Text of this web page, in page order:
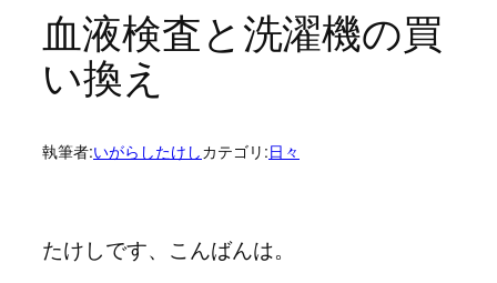
血液検査と洗濯機の買
い換え
執筆者:いがらしたけしカテゴリ:日々
たけしです、こんばんは。